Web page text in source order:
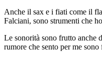
Anche il sax e i fiati come il
Falciani, sono strumenti che
Le sonorità sono frutto anche
rumore che sento per me